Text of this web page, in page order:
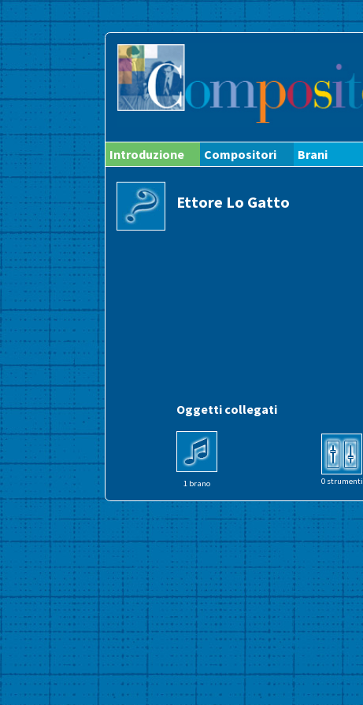
Introduzione Compositori Brani
Ettore Lo Gatto
Oggetti collegati
1 brano 0 strumenti